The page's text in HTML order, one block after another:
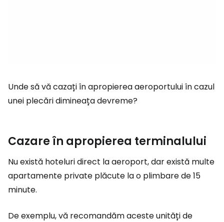
Unde să vă cazați în apropierea aeroportului în cazul
unei plecări dimineața devreme?
Cazare în apropierea terminalului
Nu există hoteluri direct la aeroport, dar există multe
apartamente private plăcute la o plimbare de 15
minute.
De exemplu, vă recomandăm aceste unități de